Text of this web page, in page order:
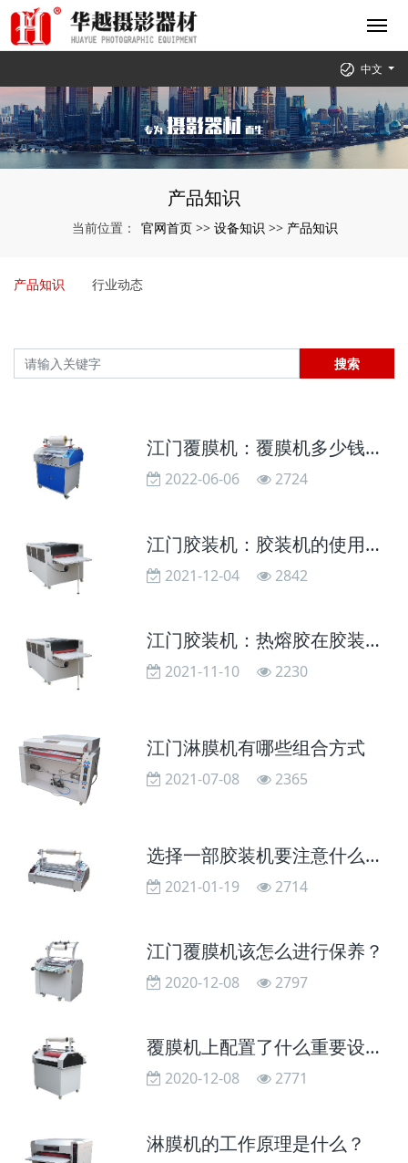
中文
产品知识
当前位置： 官网首页 >> 设备知识 >> 产品知识
产品知识 行业动态
搜索
江门覆膜机：覆膜机多少钱一台高速覆膜机？
2022-06-06 2724
江门胶装机：胶装机的使用与维护
2021-12-04 2842
江门胶装机：热熔胶在胶装机上使用的问题
2021-11-10 2230
江门淋膜机有哪些组合方式
2021-07-08 2365
选择一部胶装机要注意什么事项？
2021-01-19 2714
江门覆膜机该怎么进行保养？
2020-12-08 2797
覆膜机上配置了什么重要设备？
2020-12-08 2771
淋膜机的工作原理是什么？